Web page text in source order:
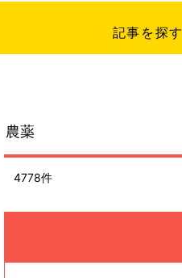
記事を探す
4778件